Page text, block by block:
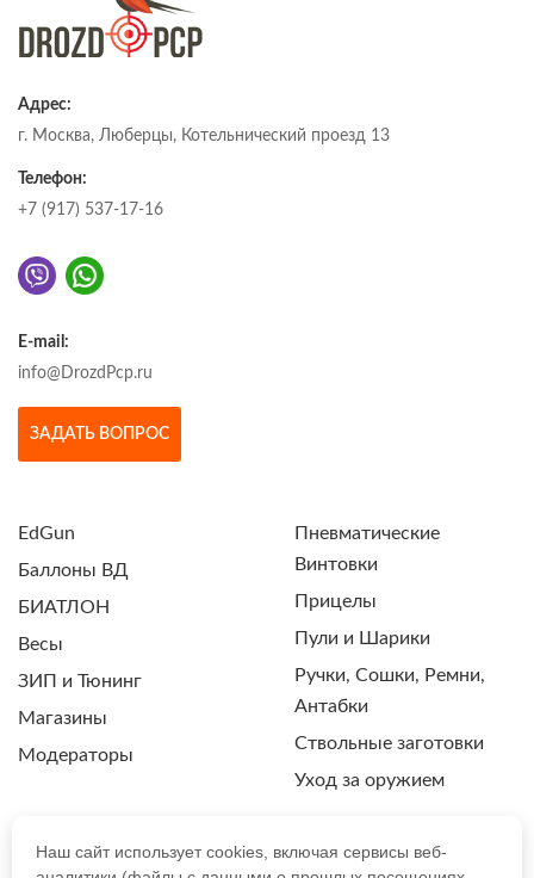
Адрес:
г. Москва, Люберцы, Котельнический проезд 13
Телефон:
+7 (917) 537-17-16
E-mail:
info@DrozdPcp.ru
ЗАДАТЬ ВОПРОС
EdGun
Баллоны ВД
БИАТЛОН
Весы
ЗИП и Тюнинг
Магазины
Модераторы
Пневматические
Винтовки
Прицелы
Пули и Шарики
Ручки, Сошки, Ремни,
Антабки
Ствольные заготовки
Уход за оружием
Наш сайт использует cookies, включая сервисы веб-